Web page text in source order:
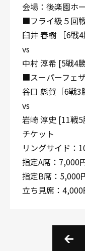
会場：後楽園ホ
■フライ級５回
臼井 春樹 ［6戦
vs
中村 淳希 [5戦4
■スーパーフェ
谷口 彪賀［6戦
vs
岩崎 淳史 [11戦
チケット
リングサイド：
指定A席：7,000
指定B席：5,000
立ち見席：4,000